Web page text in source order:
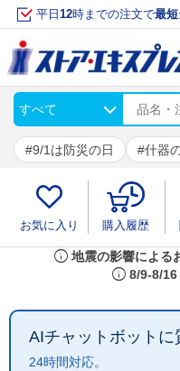
平日 12時までの注文で最
9/1は防災の日 什器
お気に入り 購入履歴
info 地震の影響による
info 8/9-8/16
AIチャットボットに
24時間対応。